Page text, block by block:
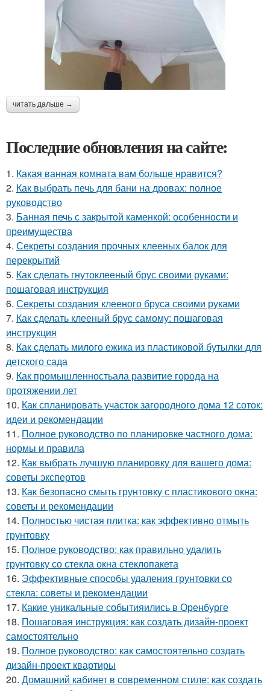
читать дальше →
Последние обновления на сайте:
1. Какая ванная комната вам больше нравится?
2. Как выбрать печь для бани на дровах: полное
руководство
3. Банная печь с закрытой каменкой: особенности и
преимущества
4. Секреты создания прочных клееных балок для
перекрытий
5. Как сделать гнутоклееный брус своими руками:
пошаговая инструкция
6. Секреты создания клееного бруса своими руками
7. Как сделать клееный брус самому: пошаговая
инструкция
8. Как сделать милого ежика из пластиковой бутылки для
детского сада
9. Как промышленностьала развитие города на
протяжении лет
10. Как спланировать участок загородного дома 12 соток:
идеи и рекомендации
11. Полное руководство по планировке частного дома:
нормы и правила
12. Как выбрать лучшую планировку для вашего дома:
советы экспертов
13. Как безопасно смыть грунтовку с пластикового окна:
советы и рекомендации
14. Полностью чистая плитка: как эффективно отмыть
грунтовку
15. Полное руководство: как правильно удалить
грунтовку со стекла окна стеклопакета
16. Эффективные способы удаления грунтовки со
стекла: советы и рекомендации
17. Какие уникальные событияились в Оренбурге
18. Пошаговая инструкция: как создать дизайн-проект
самостоятельно
19. Полное руководство: как самостоятельно создать
дизайн-проект квартиры
20. Домашний кабинет в современном стиле: как создать